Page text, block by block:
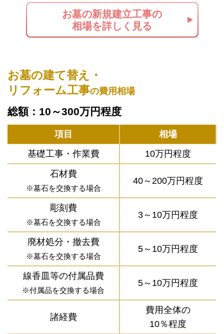
お墓の新規建立工事の
相場を詳しく見る
お墓の建て替え・
リフォーム工事の費用相場
総額：10～300万円程度
項目
相場
基礎工事・作業費
10万円程度
石材費
※墓石を交換する場合
40～200万円程度
彫刻費
※墓石を交換する場合
3～10万円程度
廃材処分・撤去費
※墓石を交換する場合
5～10万円程度
線香皿等の付属品費
※付属品を交換する場合
5～10万円程度
諸経費
費用全体の
10％程度